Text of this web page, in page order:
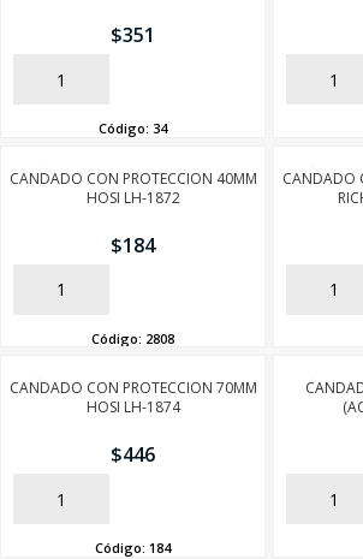
$351
AÑADIR
Código: 34
AÑADIR
CANDADO CON PROTECCION 40MM
HOSI LH-1872
$184
AÑADIR
Código: 2808
CANDADO
AÑADIR
CANDADO CON PROTECCION 70MM
HOSI LH-1874
$446
AÑADIR
Código: 184
AÑADIR